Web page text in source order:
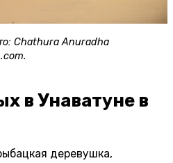
Chathura Anuradha
в Унаватуне в
деревушка,